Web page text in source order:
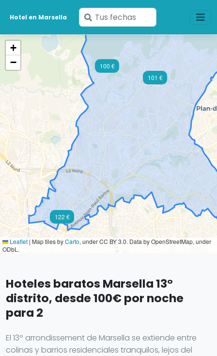
Hotel en Marsella
Ingresa
tus
100 €
101 €
122 €
+
−
Leaflet | Map tiles byCarto, under CC BY 3.0. Data by OpenStreetMap, under
ODbL.
Hoteles baratos Marsella 13°
distrito, desde 100€ por noche
para 2
El 13º arrondissement de Marsella se extiende entre
colinas y barrios residenciales tranquilos, lejos del